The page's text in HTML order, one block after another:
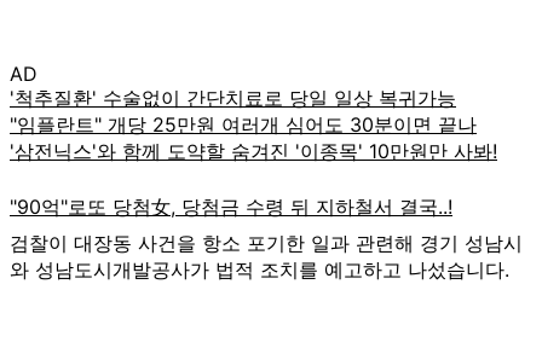
AD
검찰이 대장동 사건을 항소 포기한 일과 관련해 경기 성남시
와 성남도시개발공사가 법적 조치를 예고하고 나섰습니다.